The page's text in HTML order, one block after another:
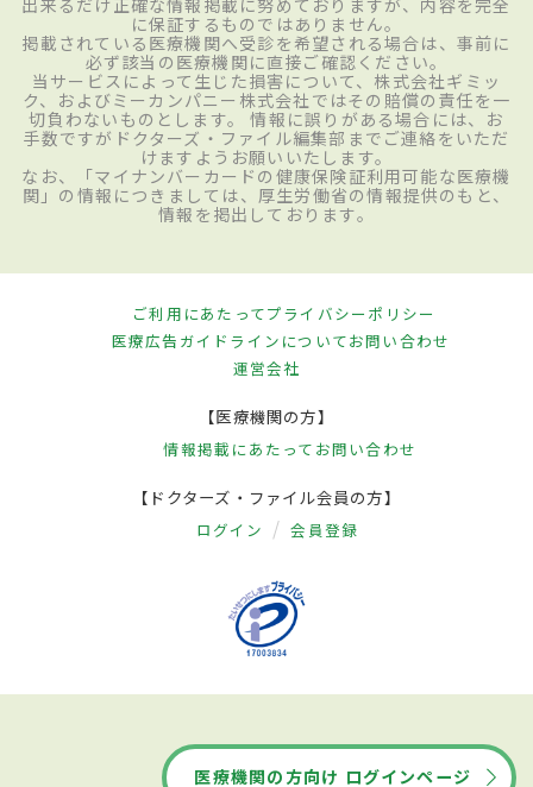
に保証するものではありません。
掲載されている医療機関へ受診を希望される場合は、事前に
必ず該当の医療機関に直接ご確認ください。
当サービスによって生じた損害について、株式会社ギミッ
ク、およびミーカンパニー株式会社ではその賠償の責任を一
切負わないものとします。 情報に誤りがある場合には、お
手数ですがドクターズ・ファイル編集部までご連絡をいただ
けますようお願いいたします。
なお、「マイナンバーカードの健康保険証利用可能な医療機
関」の情報につきましては、厚生労働省の情報提供のもと、
情報を掲出しております。
ご利用にあたってプライバシーポリシー
医療広告ガイドラインについてお問い合わせ
運営会社
【医療機関の方】
情報掲載にあたって お問い合わせ
【ドクターズ・ファイル会員の方】
ログイン 会員登録
医療機関の方向け ログインページ